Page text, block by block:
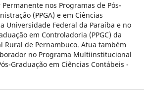
nos Programas de Pós-
(PPGA) e em Ciências
Universidade Federal da Paraíba e no
em Controladoria (PPGC) da
Rural de Pernambuco. Atua também
no Programa Multiinstitucional
Graduação em Ciências Contábeis -